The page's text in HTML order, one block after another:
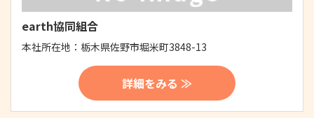
earth協同組合
本社所在地： 栃木県佐野市堀米町3848-13
詳細をみる ≫